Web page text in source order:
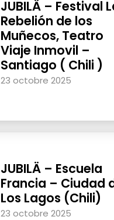
JUBILÄ – Festival
Rebelión de los
Muñecos, Teatro
Viaje Inmovil –
Santiago ( Chili )
23 octobre 2025
JUBILÄ – Escuela
Francia – Ciudad
Los Lagos (Chili)
23 octobre 2025